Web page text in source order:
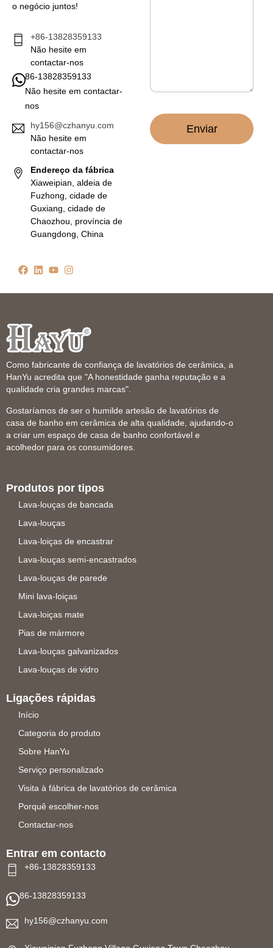
o negócio juntos!
+86-13828359133
Não hesite em
contactar-nos
86-13828359133
Não hesite em contactar-
nos
hy156@czhanyu.com
Não hesite em
contactar-nos
Endereço da fábrica
Xiaweipian, aldeia de
Fuzhong, cidade de
Guxiang, cidade de
Chaozhou, província de
Guangdong, China
c
Enviar
Como fabricante de confiança de lavatórios de cerâmica, a
HanYu acredita que "A honestidade ganha reputação e a
qualidade cria grandes marcas".
Gostaríamos de ser o humilde artesão de lavatórios de
casa de banho em cerâmica de alta qualidade, ajudando-o
a criar um espaço de casa de banho confortável e
acolhedor para os consumidores.
Produtos por tipos
Lava-louças de bancada
Lava-louças
Lava-loiças de encastrar
Lava-louças semi-encastrados
Lava-louças de parede
Mini lava-loiças
Lava-loiças mate
Pias de mármore
Lava-louças galvanizados
Lava-louças de vidro
Ligações rápidas
Início
Categoria do produto
Sobre HanYu
Serviço personalizado
Visita à fábrica de lavatórios de cerâmica
Porquê escolher-nos
Contactar-nos
Entrar em contacto
+86-13828359133
86-13828359133
hy156@czhanyu.com